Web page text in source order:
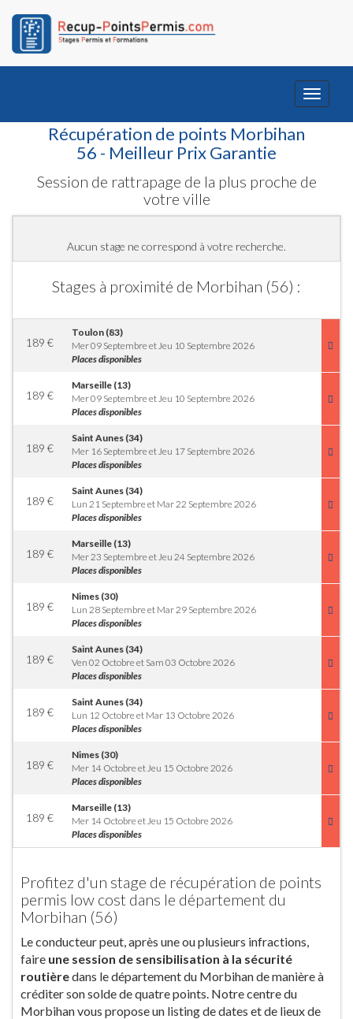
Toggle
Récupération de points Morbihan
56 - Meilleur Prix Garantie
Session de rattrapage de la plus proche de
votre ville
Aucun stage ne correspond à votre recherche.
Stages à proximité de Morbihan (56) :
189 €
Toulon (83)
Mer 09 Septembre et Jeu 10 Septembre 2026
Places disponibles
189 €
Marseille (13)
Mer 09 Septembre et Jeu 10 Septembre 2026
Places disponibles
189 €
Saint Aunes (34)
Mer 16 Septembre et Jeu 17 Septembre 2026
Places disponibles
189 €
Saint Aunes (34)
Lun 21 Septembre et Mar 22 Septembre 2026
Places disponibles
189 €
Marseille (13)
Mer 23 Septembre et Jeu 24 Septembre 2026
Places disponibles
189 €
Nimes (30)
Lun 28 Septembre et Mar 29 Septembre 2026
Places disponibles
189 €
Saint Aunes (34)
Ven 02 Octobre et Sam 03 Octobre 2026
Places disponibles
189 €
Saint Aunes (34)
Lun 12 Octobre et Mar 13 Octobre 2026
Places disponibles
189 €
Nimes (30)
Mer 14 Octobre et Jeu 15 Octobre 2026
Places disponibles
189 €
Marseille (13)
Mer 14 Octobre et Jeu 15 Octobre 2026
Places disponibles
Profitez d'un stage de récupération de points
permis low cost dans le département du
Morbihan (56)
Le conducteur peut, après une ou plusieurs infractions,
faire une session de sensibilisation à la sécurité
routièredans le département du Morbihan de manière à
créditer son solde de quatre points. Notre centre du
Morbihan vous propose un listing de dates et de lieux de